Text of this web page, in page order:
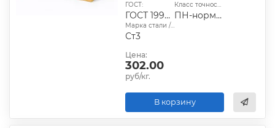
ГОСТ:
ГОСТ 19904-90
Класс точности:
ПН-нормальный;ПУ-улучшенный
Марка стали / сплава:
Ст3
Цена:
302.00
руб/кг.
В корзину